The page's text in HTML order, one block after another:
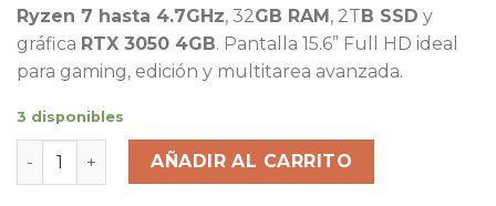
Ryzen 7 hasta 4.7GHz, 32GB RAM, 2TB SSD y
gráfica RTX 3050 4GB. Pantalla 15.6” Full HD ideal
para gaming, edición y multitarea avanzada.
3 disponibles
Notebook Gamer Asus TUF Gaming A15 Ryzen 7
AÑADIR AL CARRITO